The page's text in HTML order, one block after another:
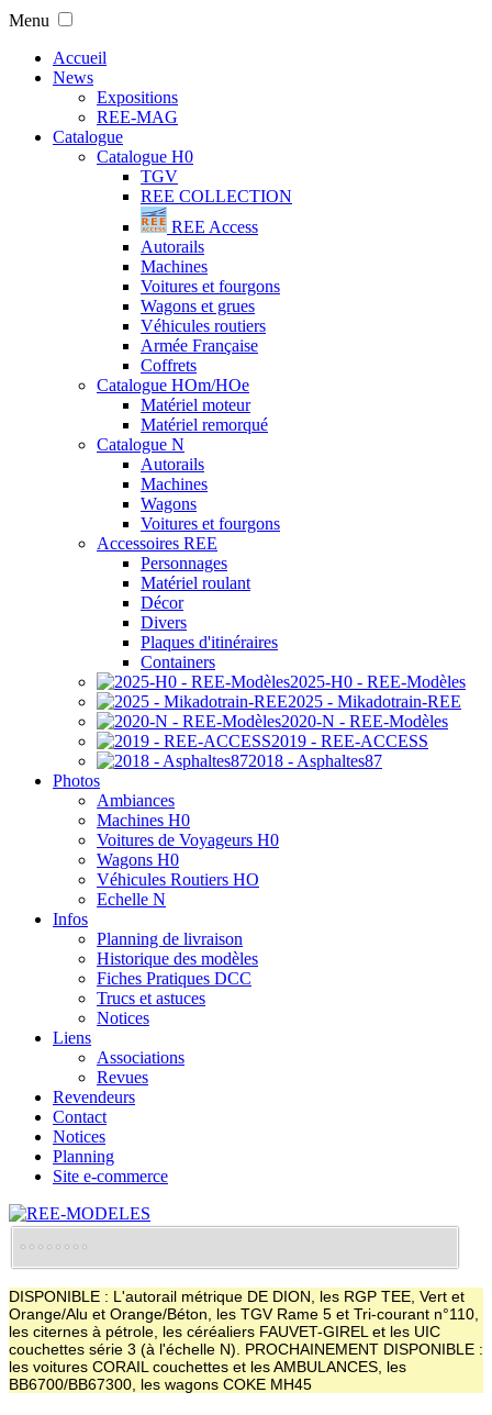
Menu
Accueil
News
Expositions
REE-MAG
Catalogue
Catalogue H0
TGV
REE COLLECTION
REE Access
Autorails
Machines
Voitures et fourgons
Wagons et grues
Véhicules routiers
Armée Française
Coffrets
Catalogue HOm/HOe
Matériel moteur
Matériel remorqué
Catalogue N
Autorails
Machines
Wagons
Voitures et fourgons
Accessoires REE
Personnages
Matériel roulant
Décor
Divers
Plaques d'itinéraires
Containers
2025-H0 - REE-Modèles
2025 - Mikadotrain-REE
2020-N - REE-Modèles
2019 - REE-ACCESS
2018 - Asphaltes87
Photos
Ambiances
Machines H0
Voitures de Voyageurs H0
Wagons H0
Véhicules Routiers HO
Echelle N
Infos
Planning de livraison
Historique des modèles
Fiches Pratiques DCC
Trucs et astuces
Notices
Liens
Associations
Revues
Revendeurs
Contact
Notices
Planning
Site e-commerce
DISPONIBLE : L'autorail métrique DE DION, les RGP TEE, Vert et
Orange/Alu et Orange/Béton, les TGV Rame 5 et Tri-courant n°110,
les citernes à pétrole, les céréaliers FAUVET-GIREL et les UIC
couchettes série 3 (à l'échelle N). PROCHAINEMENT DISPONIBLE :
les voitures CORAIL couchettes et les AMBULANCES, les
BB6700/BB67300, les wagons COKE MH45